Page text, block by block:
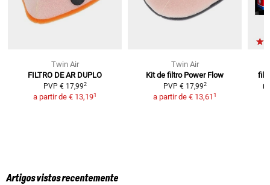
Twin Air
FILTRO DE AR DUPLO
PVP € 17,992
a partir de € 13,191
Twin Air
Kit de filtro Power Flow
PVP € 17,992
a partir de € 13,611
Artigos vistos recentemente